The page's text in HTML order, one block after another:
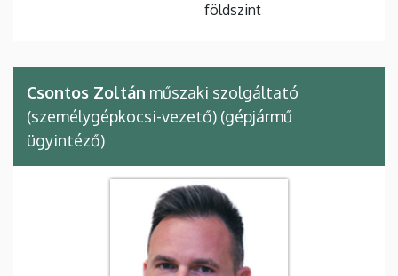
földszint
Csontos Zoltán műszaki szolgáltató
(személygépkocsi-vezető) (gépjármű
ügyintéző)